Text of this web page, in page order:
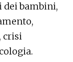
bambini,
crisi